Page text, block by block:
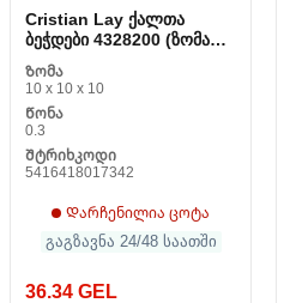
Cristian Lay ქალთა
ბეჭდები 4328200 (ზომა
20)
Ზომა
10 x 10 x 10
Წონა
0.3
Შტრიხკოდი
5416418017342
Დარჩენილია ცოტა
გაგზავნა 24/48 საათში
36.34 GEL